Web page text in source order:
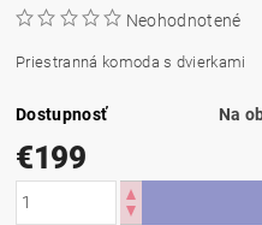
Neohodnotené
Priestranná komoda s dvierkami
Dostupnosť Na
€199